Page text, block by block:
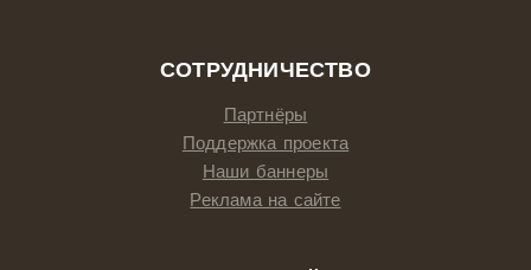
СОТРУДНИЧЕСТВО
Партнёры
Поддержка проекта
Наши баннеры
Реклама на сайте